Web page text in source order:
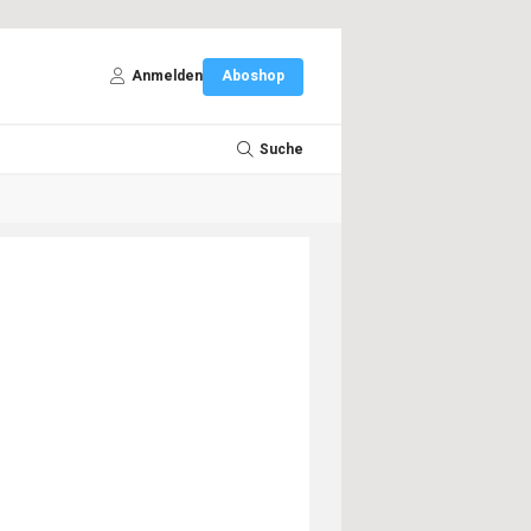
Anmelden Aboshop
Suche